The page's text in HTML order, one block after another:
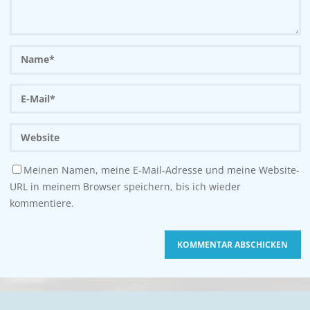
Meinen Namen, meine E-Mail-Adresse und meine Website-
URL in meinem Browser speichern, bis ich wieder
kommentiere.